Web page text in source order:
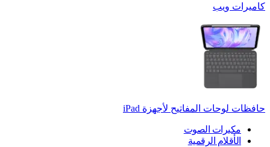
كاميرات ويب
حافظات لوحات المفاتيح لأجهزة ‏iPad
مكبرات الصوت
الأقلام الرقمية